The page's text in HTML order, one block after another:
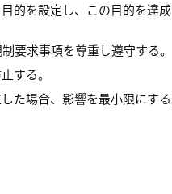
的を設定し、この目的を達
要求事項を尊重し遵守する。
する。
た場合、影響を最小限にする